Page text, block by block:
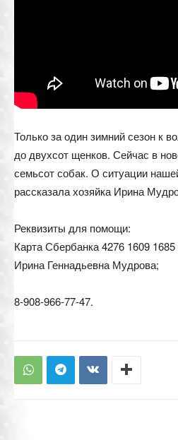
Только за один зимний сезон к
до двухсот щенков. Сейчас в
семьсот собак. О ситуации
рассказала хозяйка Ирина
Реквизиты для помощи:
Карта Сбербанка 4276 1609 1685
Ирина Геннадьевна Мудрова;
8-908-966-77-47.